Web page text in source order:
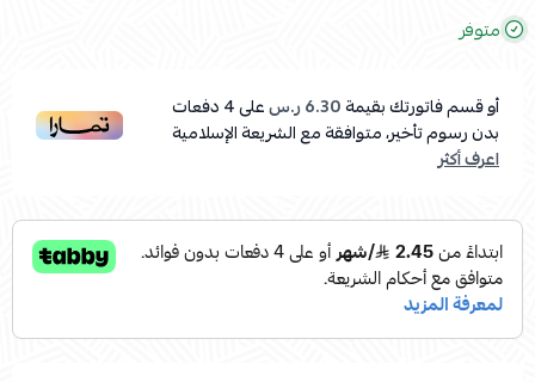
متوفر
أو قسم فاتورتك بقيمة6.30 ر.س على4دفعات
بدون رسوم تأخير، متوافقة مع الشريعة الإسلامية
اعرف أكثر